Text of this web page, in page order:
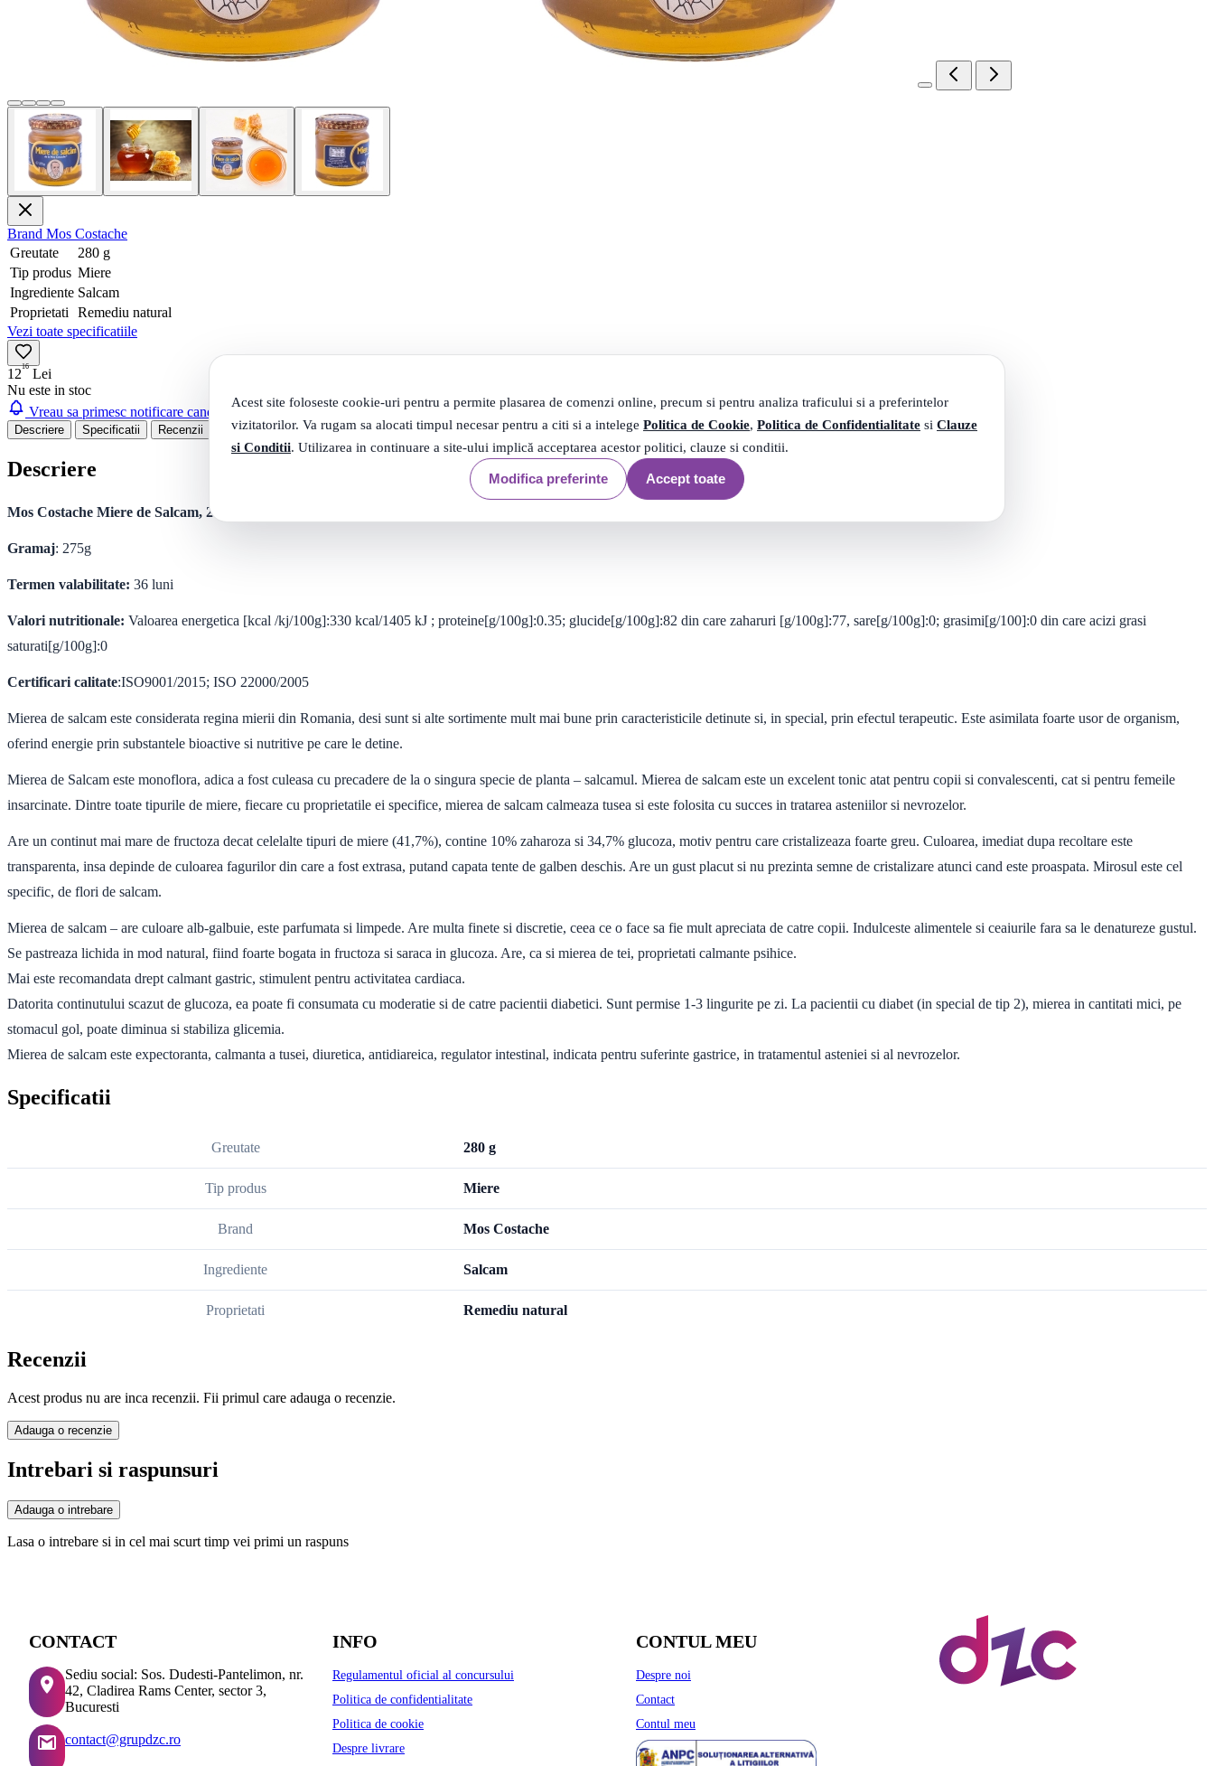
Acest site foloseste cookie-uri pentru a permite plasarea de comenzi online, precum si pentru analiza traficului si a preferintelor
vizitatorilor. Va rugam sa alocati timpul necesar pentru a citi si a intelege Politica de Cookie, Politica de Confidentialitate si Clauze
si Conditii. Utilizarea in continuare a site-ului implică acceptarea acestor politici, clauze si conditii.
Modifica preferinte Accept toate
Brand Mos Costache
Greutate
280 g
Tip produs Miere
Ingrediente Salcam
Proprietati
Remediu natural
Vezi toate specificatiile
1216 Lei
Nu este in stoc
Vreau sa primesc notificare cand produsul revine in stoc
Descriere Specificatii Recenzii Intrebari si raspunsuri
Descriere
Mos Costache Miere de Salcam, 275 g
Gramaj: 275g
Termen valabilitate: 36 luni
Valori nutritionale: Valoarea energetica [kcal /kj/100g]:330 kcal/1405 kJ ; proteine[g/100g]:0.35; glucide[g/100g]:82 din care zaharuri [g/100g]:77, sare[g/100g]:0; grasimi[g/100]:0 din care acizi grasi
saturati[g/100g]:0
Certificari calitate:ISO9001/2015; ISO 22000/2005
Mierea de salcam este considerata regina mierii din Romania, desi sunt si alte sortimente mult mai bune prin caracteristicile detinute si, in special, prin efectul terapeutic. Este asimilata foarte usor de organism,
oferind energie prin substantele bioactive si nutritive pe care le detine.
Mierea de Salcam este monoflora, adica a fost culeasa cu precadere de la o singura specie de planta – salcamul. Mierea de salcam este un excelent tonic atat pentru copii si convalescenti, cat si pentru femeile
insarcinate. Dintre toate tipurile de miere, fiecare cu proprietatile ei specifice, mierea de salcam calmeaza tusea si este folosita cu succes in tratarea asteniilor si nevrozelor.
Are un continut mai mare de fructoza decat celelalte tipuri de miere (41,7%), contine 10% zaharoza si 34,7% glucoza, motiv pentru care cristalizeaza foarte greu. Culoarea, imediat dupa recoltare este
transparenta, insa depinde de culoarea fagurilor din care a fost extrasa, putand capata tente de galben deschis. Are un gust placut si nu prezinta semne de cristalizare atunci cand este proaspata. Mirosul este cel
specific, de flori de salcam.
Mierea de salcam – are culoare alb-galbuie, este parfumata si limpede. Are multa finete si discretie, ceea ce o face sa fie mult apreciata de catre copii. Indulceste alimentele si ceaiurile fara sa le denatureze gustul.
Se pastreaza lichida in mod natural, fiind foarte bogata in fructoza si saraca in glucoza. Are, ca si mierea de tei, proprietati calmante psihice.
Mai este recomandata drept calmant gastric, stimulent pentru activitatea cardiaca.
Datorita continutului scazut de glucoza, ea poate fi consumata cu moderatie si de catre pacientii diabetici. Sunt permise 1-3 lingurite pe zi. La pacientii cu diabet (in special de tip 2), mierea in cantitati mici, pe
stomacul gol, poate diminua si stabiliza glicemia.
Mierea de salcam este expectoranta, calmanta a tusei, diuretica, antidiareica, regulator intestinal, indicata pentru suferinte gastrice, in tratamentul asteniei si al nevrozelor.
Specificatii
Greutate 280 g
Tip produs Miere
Brand Mos Costache
Ingrediente Salcam
Proprietati Remediu natural
Recenzii
Acest produs nu are inca recenzii. Fii primul care adauga o recenzie.
Adauga o recenzie
Intrebari si raspunsuri
Adauga o intrebare
Lasa o intrebare si in cel mai scurt timp vei primi un raspuns
CONTACT
Sediu social: Sos. Dudesti-Pantelimon, nr.
42, Cladirea Rams Center, sector 3,
Bucuresti
contact@grupdzc.ro
INFO
Regulamentul oficial al concursului
Politica de confidentialitate
Politica de cookie
Despre livrare
CONTUL MEU
Despre noi
Contact
Contul meu